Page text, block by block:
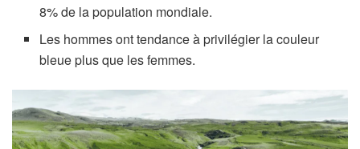
8% de la population mondiale.
Les hommes ont tendance à privilégier la couleur
bleue plus que les femmes.